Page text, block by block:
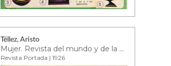
Téllez, Aristo
Mujer. Revista del mundo y de la moda.
Revista Portada | 1926